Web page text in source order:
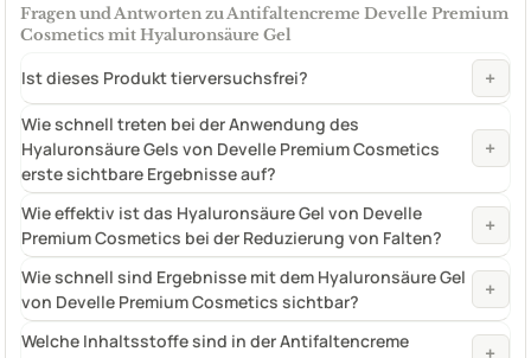
Fragen und Antworten zu Antifaltencreme Develle Premium
Cosmetics mit Hyaluronsäure Gel
Ist dieses Produkt tierversuchsfrei? +
Wie schnell treten bei der Anwendung des
Hyaluronsäure Gels von Develle Premium Cosmetics
erste sichtbare Ergebnisse auf?
+
Wie effektiv ist das Hyaluronsäure Gel von Develle
Premium Cosmetics bei der Reduzierung von Falten?
+
Wie schnell sind Ergebnisse mit dem Hyaluronsäure Gel
von Develle Premium Cosmetics sichtbar?
+
Welche Inhaltsstoffe sind in der Antifaltencreme